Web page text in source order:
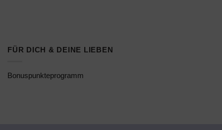
FÜR DICH & DEINE LIEBEN
Bonuspunkteprogramm